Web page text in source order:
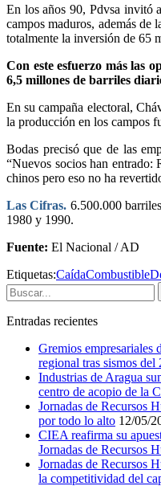
En los años 90, Pdvsa invitó
campos maduros, además de
totalmente la inversión de 65
Con este esfuerzo más las
6,5 millones de barriles
En su campaña electoral,
la producción en los campos
Bodas precisó que de las
“Nuevos socios han entrado:
chinos pero eso no ha
Las Cifras. 6.500.000
1980 y 1990.
Fuente: El Nacional / AD
Etiquetas:CaídaCombustible
Buscar...
Entradas recientes
Gremios empresariales
regional tras sismos del
Industrias de Aragua
centro de acopio de la
Jornadas de Recursos
por todo lo alto 12/05/
CIEA reafirma su
Jornadas de Recursos
Jornadas de Recursos
la competitividad del